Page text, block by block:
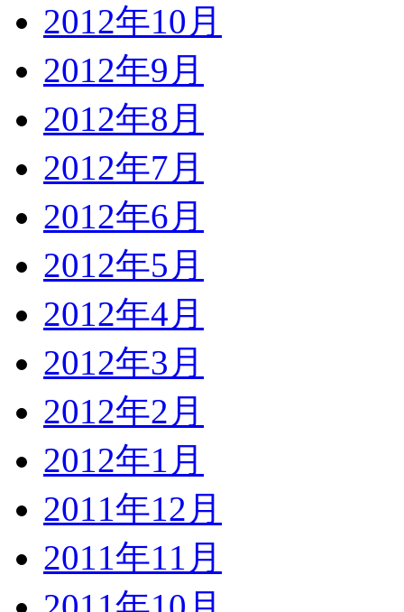
2012年10月
2012年9月
2012年8月
2012年7月
2012年6月
2012年5月
2012年4月
2012年3月
2012年2月
2012年1月
2011年12月
2011年11月